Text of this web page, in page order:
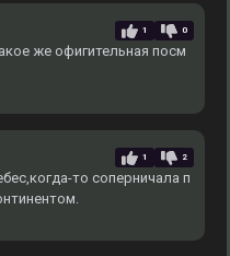
1 0
же офигительная посм
1 2
то соперничала п